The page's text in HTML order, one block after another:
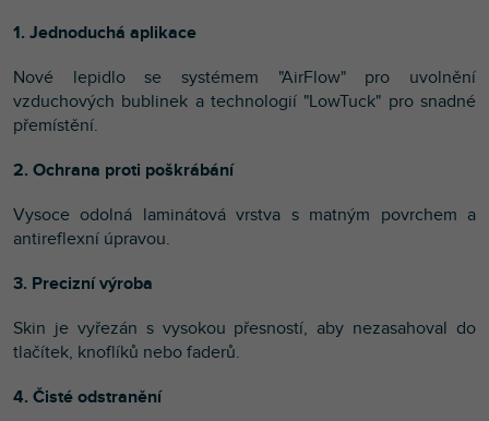
1. Jednoduchá aplikace
Nové lepidlo se systémem "AirFlow" pro uvolnění
vzduchových bublinek a technologií "LowTuck" pro snadné
přemístění.
2. Ochrana proti poškrábání
Vysoce odolná laminátová vrstva s matným povrchem a
antireflexní úpravou.
3. Precizní výroba
Skin je vyřezán s vysokou přesností, aby nezasahoval do
tlačítek, knoflíků nebo faderů.
4. Čisté odstranění